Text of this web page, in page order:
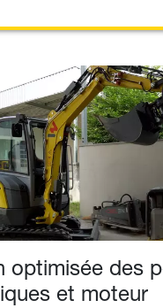
optimisée des
et moteur